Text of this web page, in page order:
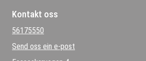
Kontakt oss
56175550
Send oss ein e-post